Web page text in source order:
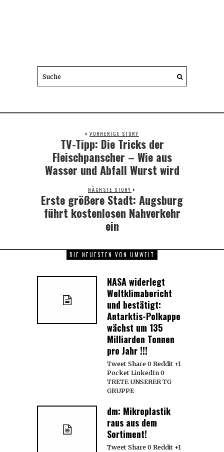
VORHERIGE STORY
Previous
post:
TV-Tipp: Die Tricks der
Fleischpanscher – Wie aus
Wasser und Abfall Wurst wird
NÄCHSTE STORY
Next
Erste größere Stadt: Augsburg
führt kostenlosen Nahverkehr
ein
DIE NEUESTEN VON UMWELT
NASA widerlegt
Weltklimabericht
und bestätigt:
Antarktis-Polkappe
wächst um 135
Milliarden Tonnen
pro Jahr !!!
Tweet Share 0 Reddit +1
Pocket LinkedIn 0
TRETE UNSERER TG
GRUPPE
dm: Mikroplastik
raus aus dem
Sortiment!
Tweet Share 0 Reddit +1